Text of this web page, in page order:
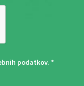
podatkov. *